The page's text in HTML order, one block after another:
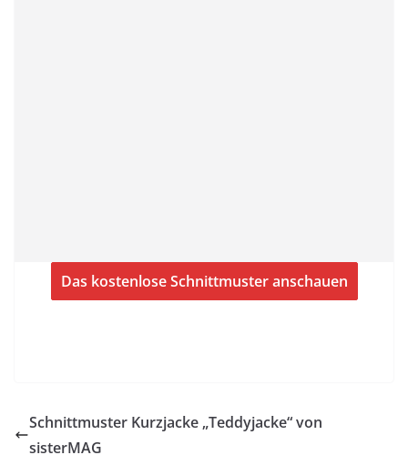
Das kostenlose Schnittmuster anschauen
Schnittmuster Kurzjacke „Teddyjacke“ von
sisterMAG